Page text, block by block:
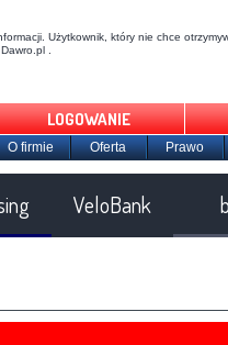
Użytkownik, który nie chce
.
LOGOWANIE
O firmie Oferta Prawo
VeloBank